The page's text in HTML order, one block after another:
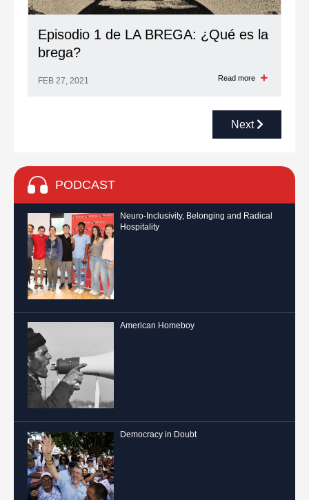
Episodio 1 de LA BREGA: ¿Qué es la
brega?
FEB 27, 2021 Read more
Next
PODCAST
Neuro-Inclusivity, Belonging and Radical
Hospitality
American Homeboy
Democracy in Doubt